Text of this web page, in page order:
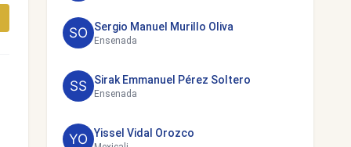
Sergio Manuel Murillo Oliva
Ensenada
Sirak Emmanuel Pérez Soltero
Ensenada
Yissel Vidal Orozco